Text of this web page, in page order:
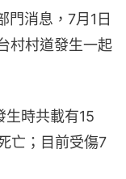
門消息，7月1日
村村道發生一起
生時共載有15
亡；目前受傷7